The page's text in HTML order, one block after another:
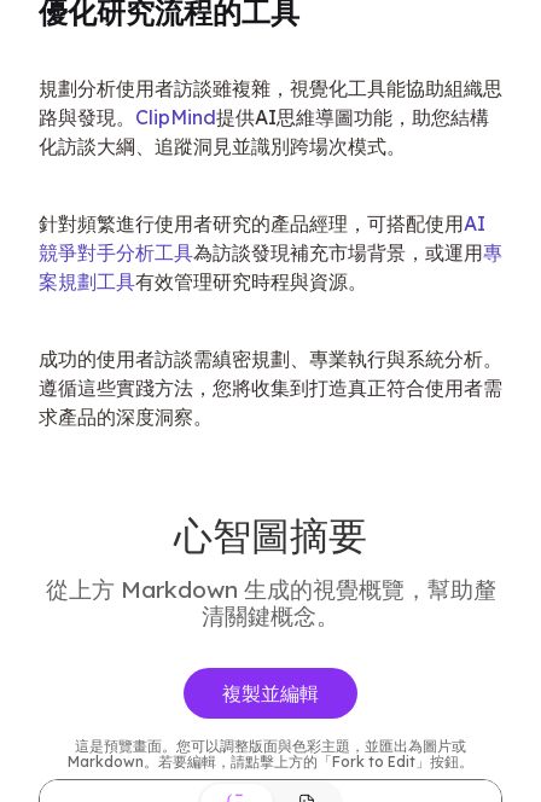
優化研究流程的工具
規劃分析使用者訪談雖複雜，視覺化工具能協助組織思
路與發現。 ClipMind提供AI思維導圖功能，助您結構
化訪談大綱、追蹤洞見並識別跨場次模式。
針對頻繁進行使用者研究的產品經理，可搭配使用AI
競爭對手分析工具為訪談發現補充市場背景，或運用專
案規劃工具有效管理研究時程與資源。
成功的使用者訪談需縝密規劃、專業執行與系統分析。
遵循這些實踐方法，您將收集到打造真正符合使用者需
求產品的深度洞察。
心智圖摘要
從上方 Markdown 生成的視覺概覽，幫助釐
清關鍵概念。
複製並編輯
這是預覽畫面。您可以調整版面與色彩主題，並匯出為圖片或
Markdown。若要編輯，請點擊上方的「Fork to Edit」按鈕。